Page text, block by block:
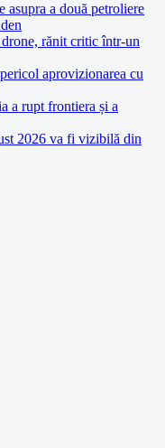
asupra a două petroliere
rănit critic într-un
aprovizionarea cu
a rupt frontiera și a
2026 va fi vizibilă din